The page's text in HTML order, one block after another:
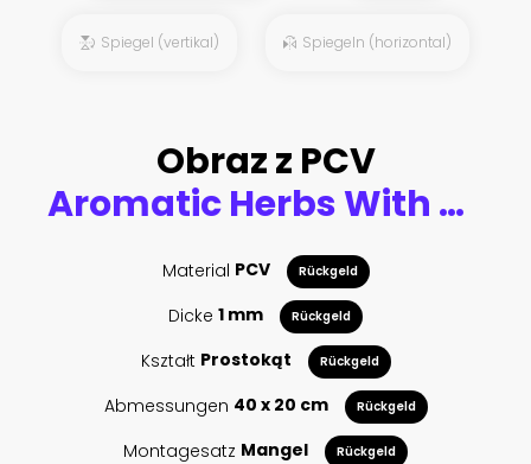
Spiegel (vertikal) Spiegeln (horizontal)
Obraz z PCV
Aromatic Herbs With Mortar - Fresh Spices For Cooking
Material PCV Rückgeld
Dicke 1 mm Rückgeld
Kształt Prostokąt Rückgeld
Abmessungen 40 x 20 cm Rückgeld
Montagesatz Mangel Rückgeld